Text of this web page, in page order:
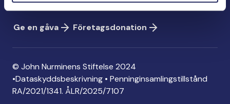
MobilePay: 74792
Ge en gåva
Företagsdonation
© John Nurminens Stiftelse 2024
•Dataskyddsbeskrivning • Penninginsamlingstillstånd
RA/2021/1341. ÅLR/2025/7107